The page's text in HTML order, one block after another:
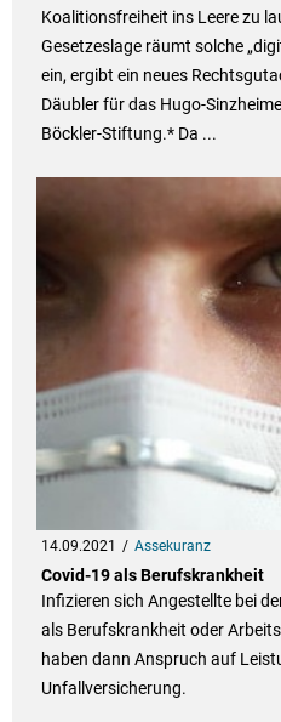
Koalitionsfreiheit ins Leere zu
Gesetzeslage räumt solche
ein, ergibt ein neues
Däubler für das Hugo-
Böckler-Stiftung.* Da ...
14.09.2021 Assekuranz
Covid-19 als Berufskrankheit
Infizieren sich Angestellte bei
als Berufskrankheit oder
haben dann Anspruch auf
Unfallversicherung.